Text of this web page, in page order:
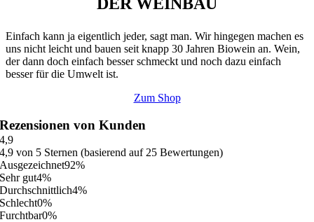
Einfach kann ja eigentlich jeder, sagt man. Wir hingegen machen es
uns nicht leicht und bauen seit knapp 30 Jahren Biowein an. Wein,
der dann doch einfach besser schmeckt und noch dazu einfach
besser für die Umwelt ist.
Zum Shop
Rezensionen von Kunden
4,9
4,9 von 5 Sternen (basierend auf 25 Bewertungen)
Ausgezeichnet92%
Sehr gut4%
Durchschnittlich4%
Schlecht0%
Furchtbar0%